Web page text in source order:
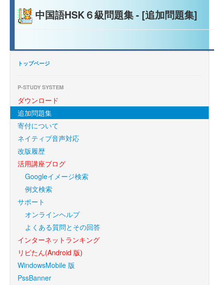
中国語HSK６級問題集 - [追加問題集]
トップページ
P-STUDY SYSTEM
ダウンロード
追加問題集
寄付について
ネイティブ音声対応
改版履歴
活用講座ブログ
Googleイメージ検索
例文検索
サポート
オンラインヘルプ
よくある質問とその回答
インターネットランキング
リピたん(Android 版)
WindowsMobile 版
PssBanner